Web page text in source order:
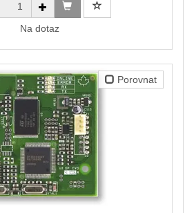
Na dotaz
Porovnat